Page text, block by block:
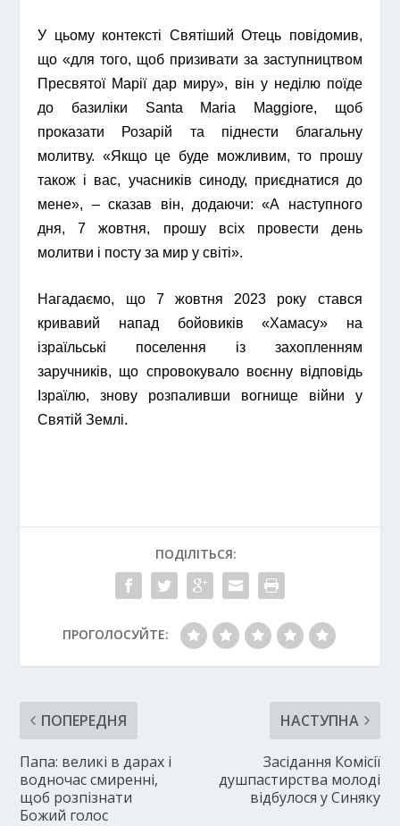
У цьому контексті Святіший Отець повідомив,
що «для того, щоб призивати за заступництвом
Пресвятої Марії дар миру», він у неділю поїде
до базиліки Santa Maria Maggiore, щоб
проказати Розарій та піднести благальну
молитву. «Якщо це буде можливим, то прошу
також і вас, учасників синоду, приєднатися до
мене», – сказав він, додаючи: «А наступного
дня, 7 жовтня, прошу всіх провести день
молитви і посту за мир у світі».
Нагадаємо, що 7 жовтня 2023 року стався
кривавий напад бойовиків «Хамасу» на
ізраїльські поселення із захопленням
заручників, що спровокувало воєнну відповідь
Ізраїлю, знову розпаливши вогнище війни у
Святій Землі.
ПОДІЛІТЬСЯ:
ПРОГОЛОСУЙТЕ:
ПОПЕРЕДНЯ
Папа: великі в дарах і
водночас смиренні,
щоб розпізнати
Божий голос
НАСТУПНА
Засідання Комісії
душпастирства молоді
відбулося у Синяку